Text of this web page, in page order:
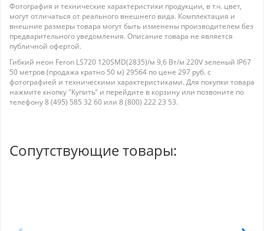
Фотография и технические характеристики продукции, в т.ч. цвет,
могут отличаться от реального внешнего вида. Комплектация и
внешние размеры товара могут быть изменены производителем без
предварительного уведомления. Описание товара не является
публичной офертой.
Гибкий неон Feron LS720 120SMD(2835)/м 9,6 Вт/м 220V зеленый IP67
50 метров (продажа кратно 50 м) 29564 по цене 297 руб. с
фотографией и техническими характеристиками. Для покупки товара
нажмите кнопку "Купить" и перейдите в корзину или позвоните по
телефону 8 (495) 585 32 60 или 8 (800) 222 23 53.
Сопутствующие товары: